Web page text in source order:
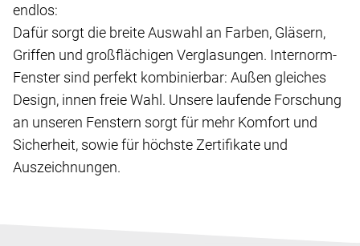
endlos:
Dafür sorgt die breite Auswahl an Farben, Gläsern,
Griffen und großflächigen Verglasungen. Internorm-
Fenster sind perfekt kombinierbar: Außen gleiches
Design, innen freie Wahl. Unsere laufende Forschung
an unseren Fenstern sorgt für mehr Komfort und
Sicherheit, sowie für höchste Zertifikate und
Auszeichnungen.